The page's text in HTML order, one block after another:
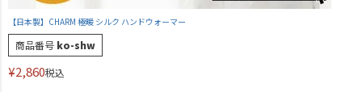
【日本製】CHARM 極暖 シルク ハンドウォーマー
商品番号 ko-shw
¥2,860税込